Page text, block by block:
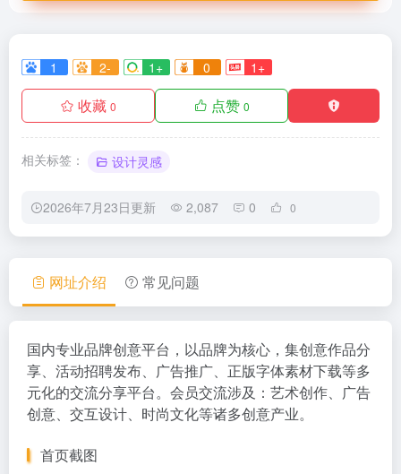
1 2- 1+ 0 1+
收藏 0 点赞 0
相关标签： 设计灵感
2026年7月23日更新 2,087 0 0
网址介绍 常见问题
国内专业品牌创意平台，以品牌为核心，集创意作品分
享、活动招聘发布、广告推广、正版字体素材下载等多
元化的交流分享平台。会员交流涉及：艺术创作、广告
创意、交互设计、时尚文化等诸多创意产业。
首页截图